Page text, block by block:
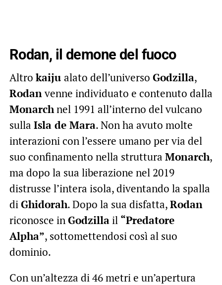
Rodan, il demone del fuoco
Altro kaiju alato dell’universo Godzilla,
Rodanvenne individuato e contenuto dalla
Monarchnel 1991 all’interno del vulcano
sulla Isla de Mara. Non ha avuto molte
interazioni con l’essere umano per via del
suo confinamento nella struttura Monarch,
ma dopo la sua liberazione nel 2019
distrusse l’intera isola, diventando la spalla
diGhidorah. Dopo la sua disfatta,Rodan
riconosce inGodzillail “Predatore
Alpha”, sottomettendosi così al suo
dominio.
Con un’altezza di 46 metri e un’apertura